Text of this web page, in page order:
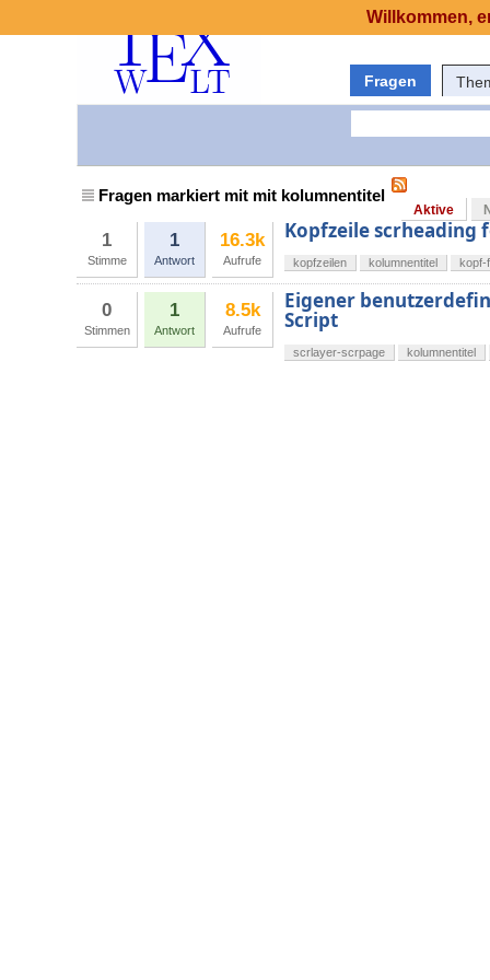
Fragen
Fragen markiert mit mit kolumnentitel
Aktive
1
Stimme
1
Antwort
16.3k
Aufrufe
Kopfzeile scrheading
kopfzeilen kolumnentitel kopf-
0
Stimmen
1
Antwort
8.5k
Aufrufe
Eigener
Script
scrlayer-scrpage kolumnentitel
Willkommen,